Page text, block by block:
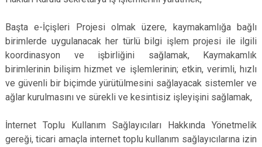
Başta e-İçişleri Projesi olmak üzere, kaymakamlığa bağlı
birimlerde uygulanacak her türlü bilgi işlem projesi ile ilgili
koordinasyon ve işbirliğini sağlamak, Kaymakamlık
birimlerinin bilişim hizmet ve işlemlerinin; etkin, verimli, hızlı
ve güvenli bir biçimde yürütülmesini sağlayacak sistemler ve
ağlar kurulmasını ve sürekli ve kesintisiz işleyişini sağlamak,
İnternet Toplu Kullanım Sağlayıcıları Hakkında Yönetmelik
gereği, ticari amaçla internet toplu kullanım sağlayıcılarına izin